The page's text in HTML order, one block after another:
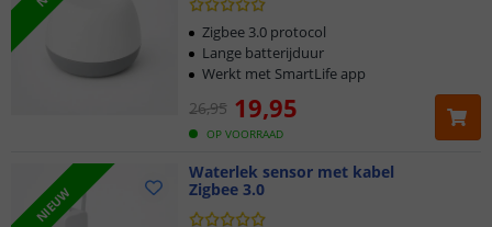
OP VOORRAAD
26,95 19,95
Zigbee 3.0 protocol
Lange batterijduur
Werkt met SmartLife app
NIEUW
Waterlek sensor met kabel
Zigbee 3.0